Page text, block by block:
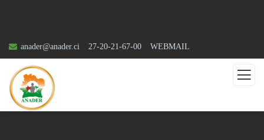
anader@anader.ci 27-20-21-67-00 WEBMAIL